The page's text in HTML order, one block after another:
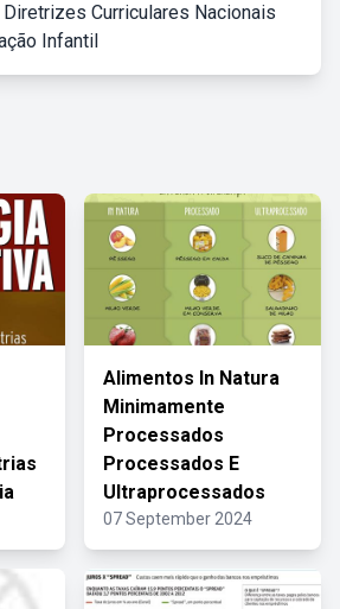
Curriculares Nacionais
Infantil
Alimentos In Natura
Minimamente
Processados
Processados E
Ultraprocessados
07 September 2024